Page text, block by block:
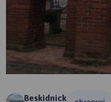
Beskidnick